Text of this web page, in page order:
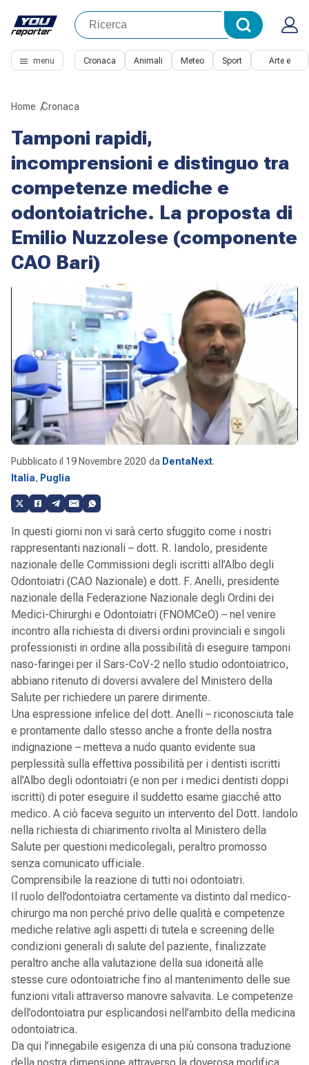
menu Cronaca Animali Meteo Sport Arte e
Home Cronaca
Tamponi rapidi,
incomprensioni e distinguo tra
competenze mediche e
odontoiatriche. La proposta di
Emilio Nuzzolese (componente
CAO Bari)
Pubblicato il 19 Novembre 2020 da DentaNext.
Italia, Puglia
In questi giorni non vi sarà certo sfuggito come i nostri
rappresentanti nazionali – dott. R. Iandolo, presidente
nazionale delle Commissioni degli iscritti all’Albo degli
Odontoiatri (CAO Nazionale) e dott. F. Anelli, presidente
nazionale della Federazione Nazionale degli Ordini dei
Medici-Chirurghi e Odontoiatri (FNOMCeO) – nel venire
incontro alla richiesta di diversi ordini provinciali e singoli
professionisti in ordine alla possibilità di eseguire tamponi
naso-faringei per il Sars-CoV-2 nello studio odontoiatrico,
abbiano ritenuto di doversi avvalere del Ministero della
Salute per richiedere un parere dirimente.
Una espressione infelice del dott. Anelli – riconosciuta tale
e prontamente dallo stesso anche a fronte della nostra
indignazione – metteva a nudo quanto evidente sua
perplessità sulla effettiva possibilità per i dentisti iscritti
all’Albo degli odontoiatri (e non per i medici dentisti doppi
iscritti) di poter eseguire il suddetto esame giacché atto
medico. A ciò faceva seguito un intervento del Dott. Iandolo
nella richiesta di chiarimento rivolta al Ministero della
Salute per questioni medicolegali, peraltro promosso
senza comunicato ufficiale.
Comprensibile la reazione di tutti noi odontoiatri.
Il ruolo dell’odontoiatra certamente va distinto dal medico-
chirurgo ma non perché privo delle qualità e competenze
mediche relative agli aspetti di tutela e screening delle
condizioni generali di salute del paziente, finalizzate
peraltro anche alla valutazione della sua idoneità alle
stesse cure odontoiatriche fino al mantenimento delle sue
funzioni vitali attraverso manovre salvavita. Le competenze
dell’odontoiatra pur esplicandosi nell’ambito della medicina
odontoiatrica.
Da qui l’innegabile esigenza di una più consona traduzione